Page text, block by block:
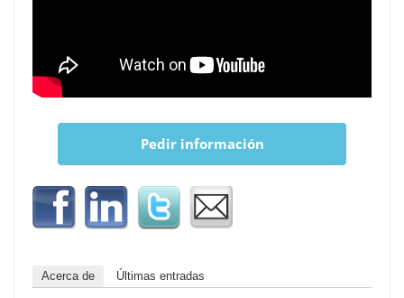
Pedir información
Acerca de Últimas entradas